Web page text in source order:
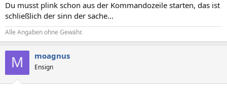
Du musst plink schon aus der Kommandozeile starten, das ist
schließlich der sinn der sache...
Alle Angaben ohne Gewähr.
M moagnus
Ensign